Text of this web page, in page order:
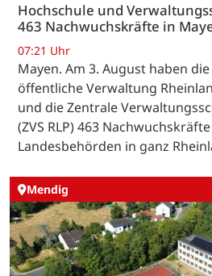
Hochschule und
463 Nachwuchskräfte in
07:21 Uhr
Mayen. Am 3. August haben
öffentliche Verwaltung
und die Zentrale
(ZVS RLP) 463
Landesbehörden in ganz
Mendig